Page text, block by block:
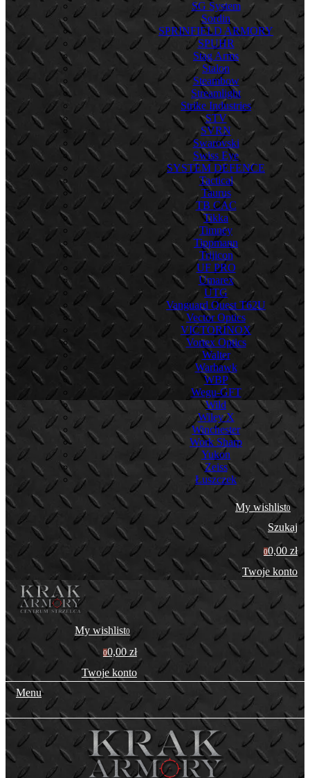
SG System
Sordin
SPRINFIELD ARMORY
SPUHR
Stag Arms
Stalon
Steambow
Streamlight
Strike Industries
STV
SVRN
Swarovski
Swiss Eye
SYSTEM DEFENCE
Tactical
Taurus
TB CAC
Tikka
Timney
Tippmann
Trijicon
UF PRO
Umarex
UTG
Vanguard Quest T62U
Vector Optics
VICTORINOX
Vortex Optics
Walter
Warhawk
WBP
Wegu-GFT
Wild
Wiley X
Winchester
Work Sharp
Yukon
Zeiss
Łuszczek
My wishlist0
Szukaj
00,00 zł
Twoje konto
My wishlist0
00,00 zł
Twoje konto
Menu